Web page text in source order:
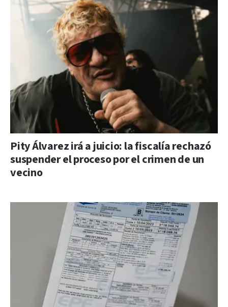
Pity Álvarez irá a juicio: la fiscalía rechazó
suspender el proceso por el crimen de un
vecino